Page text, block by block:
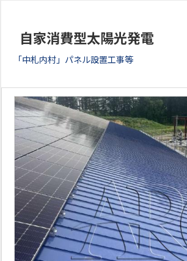
自家消費型太陽光発電
「中札内村」パネル設置工事等